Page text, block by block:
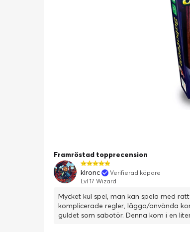
Framröstad topprecension
klronc
Verifierad köpare
Lvl 17 Wizard
Mycket kul spel, man kan spela med
komplicerade regler, lägga/använda
guldet som sabotör. Denna kom i en